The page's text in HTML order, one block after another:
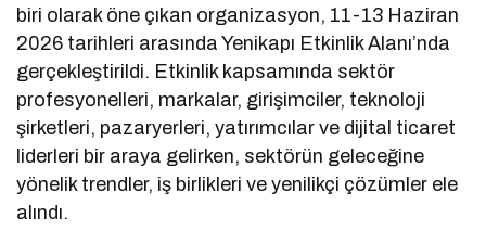
biri olarak öne çıkan organizasyon, 11-13 Haziran
2026 tarihleri arasında Yenikapı Etkinlik Alanı’nda
gerçekleştirildi. Etkinlik kapsamında sektör
profesyonelleri, markalar, girişimciler, teknoloji
şirketleri, pazaryerleri, yatırımcılar ve dijital ticaret
liderleri bir araya gelirken, sektörün geleceğine
yönelik trendler, iş birlikleri ve yenilikçi çözümler ele
alındı.